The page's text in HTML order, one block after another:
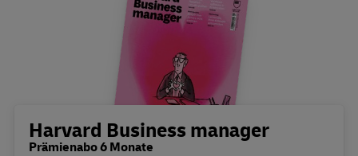
Bestellübersicht
Harvard Business manager
Prämienabo 6 Monate